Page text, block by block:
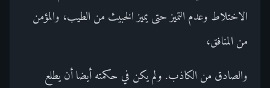
الاختلاط وعدم التميز حتى يميز الخبيث من الطيب، والمؤمن
من المنافق،
والصادق من الكاذب. ولم يكن في حكمته أيضا أن يطلع